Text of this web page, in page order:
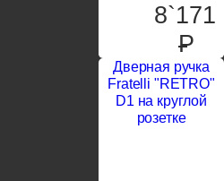
8`171
P
Дверная ручка
Fratelli "RETRO"
D1 на круглой
розетке